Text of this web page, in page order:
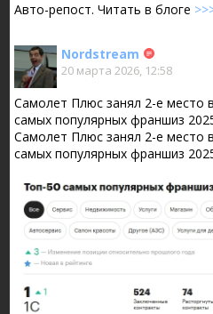
Авто-репост. Читать в блоге
Nordstream
20 марта 2026, 12:58
Самолет Плюс занял 2-е место
самых популярных франшиз
Самолет Плюс занял 2-е место
самых популярных франшиз